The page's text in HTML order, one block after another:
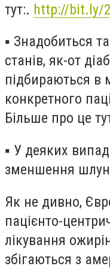
тут:. http://bit.ly/
▪️ Знадобиться
станів, як-от
підбираються в
конкретного
Більше про це
▪️ У деяких
зменшення
Як не дивно,
пацієнто-
лікування
збігаються з